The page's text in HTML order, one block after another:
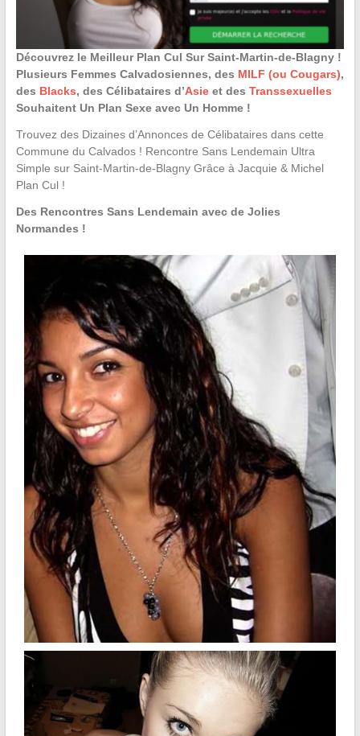
Découvrez le Meilleur Plan Cul Sur Saint-Martin-de-Blagny !
Plusieurs Femmes Calvadosiennes, des MILF (ou Cougars),
des Blacks, des Célibataires d’Asieet des Transsexuelles
Souhaitent Un Plan Sexe avec Un Homme !
Trouvez des Dizaines d’Annonces de Célibataires dans cette
Commune du Calvados ! Rencontre Sans Lendemain Ultra
Simple sur Saint-Martin-de-Blagny Grâce à Jacquie & Michel
Plan Cul !
Des Rencontres Sans Lendemain avec de Jolies
Normandes !